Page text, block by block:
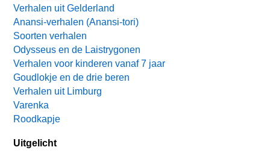
Verhalen uit Gelderland
Anansi-verhalen (Anansi-tori)
Soorten verhalen
Odysseus en de Laistrygonen
Verhalen voor kinderen vanaf 7 jaar
Goudlokje en de drie beren
Verhalen uit Limburg
Varenka
Roodkapje
Uitgelicht